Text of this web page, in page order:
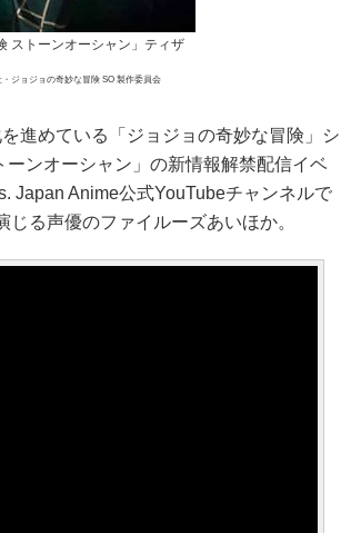
ストーンオーシャン」ティザ
ジョジョの奇妙な冒険 SO 製作委員会
進めている「ジョジョの奇妙な冒険」シ
ンオーシャン」の新情報解禁配信イベ
Japan Anime公式YouTubeチャンネルで
る声優のファイルーズあいほか。